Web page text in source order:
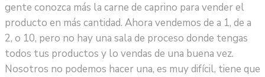
gente conozca más la carne de caprino para vender el
producto en más cantidad. Ahora vendemos de a 1, de a
2, o 10, pero no hay una sala de proceso donde tengas
todos tus productos y lo vendas de una buena vez.
Nosotros no podemos hacer una, es muy difícil, tiene que